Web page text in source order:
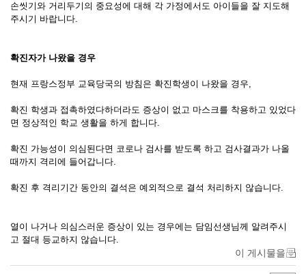
손씻기와 거리두기의 중요성에 대해 각 가정에서도 아이들을 잘 지도해
주시기 바랍니다.
확진자가 나왔을 경우
현재 프랑스정부 교육당국의 방침은 확진학생이 나왔을 경우,
확진 학생과 접촉하였다하더라도 증상이 없고 마스크를 착용하고 있었다
면 정상적인 학교 생활을 하게 합니다.
확진 가능성이 의심된다면 코로나 검사를 받도록 하고 검사결과가 나올
때까지 격리에 들어갑니다.
확진 후 격리기간 동안의 결석은 예외적으로 결석 처리하지 않습니다.
열이 나거나 의심스러운 증상이 있는 경우에는 담임선생님께 알려주시
고 절대 등교하지 않습니다.
이 게시물을